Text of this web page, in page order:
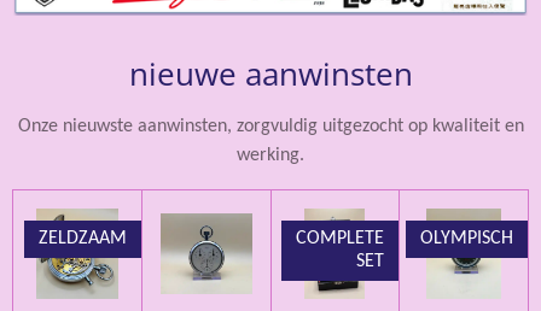
nieuwe aanwinsten
Onze nieuwste aanwinsten, zorgvuldig uitgezocht op kwaliteit en
werking.
ZELDZAAM
COMPLETE
SET
OLYMPISCH